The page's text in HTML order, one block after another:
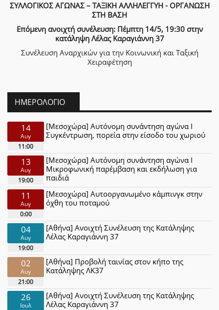
ΣΥΛΛΟΓΙΚΟΣ ΑΓΩΝΑΣ – ΤΑΞΙΚΗ ΑΛΛΗΛΕΓΓΥΗ - ΟΡΓΑΝΩΣΗ
ΣΤΗ ΒΑΣΗ
Επόμενη ανοιχτή συνέλευση: Πέμπτη 14/5, 19:30 στην
κατάληψη Λέλας Καραγιάννη 37
Συνέλευση Αναρχικών για την Κοινωνική και Ταξική
Χειραφέτηση
ΗΜΕΡΟΛΌΓΙΟ
14
Αυγ
11:00
[Μεσοχώρα] Αυτόνομη συνάντηση αγώνα Ι
Συγκέντρωση, πορεία στην είσοδο του χωριού
13
Αυγ
19:00
[Μεσοχώρα] Αυτόνομη συνάντηση αγώνα Ι
Μικροφωνική παρέμβαση και εκδήλωση για
παιδιά
11
Αυγ
0:00
[Μεσοχώρα] Αυτοοργανωμένο κάμπινγκ στην
όχθη του ποταμού
04
Αυγ
19:00
[Αθήνα] Ανοιχτή Συνέλευση της Κατάληψης
Λέλας Καραγιάννη 37
02
Αυγ
21:00
[Αθήνα] Προβολή ταινίας στον κήπο της
Κατάληψης ΛΚ37
26
Ιουλ
[Αθήνα] Ανοιχτή Συνέλευση της Κατάληψης
Λέλας Καραγιάννη 37